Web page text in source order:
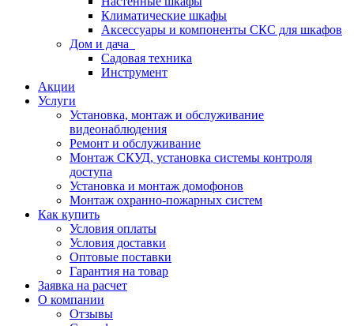
Климатические шкафы
Аксессуары и компоненты СКС для шкафов
Дом и дача
Садовая техника
Инструмент
Акции
Услуги
Установка, монтаж и обслуживание
видеонаблюдения
Ремонт и обслуживание
Монтаж СКУД, установка системы контроля
доступа
Установка и монтаж домофонов
Монтаж охранно-пожарных систем
Как купить
Условия оплаты
Условия доставки
Оптовые поставки
Гарантия на товар
Заявка на расчет
О компании
Отзывы